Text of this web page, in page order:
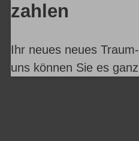
zahlen
Ihr neues neues
uns können Sie es